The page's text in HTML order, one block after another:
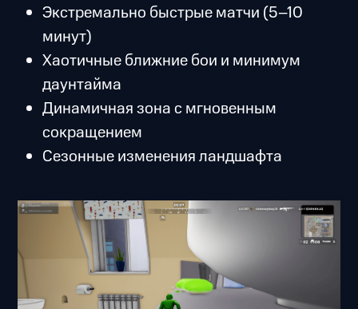
Экстремально быстрые матчи (5–10
минут)
Хаотичные ближние бои и минимум
даунтайма
Динамичная зона с мгновенным
сокращением
Сезонные изменения ландшафта